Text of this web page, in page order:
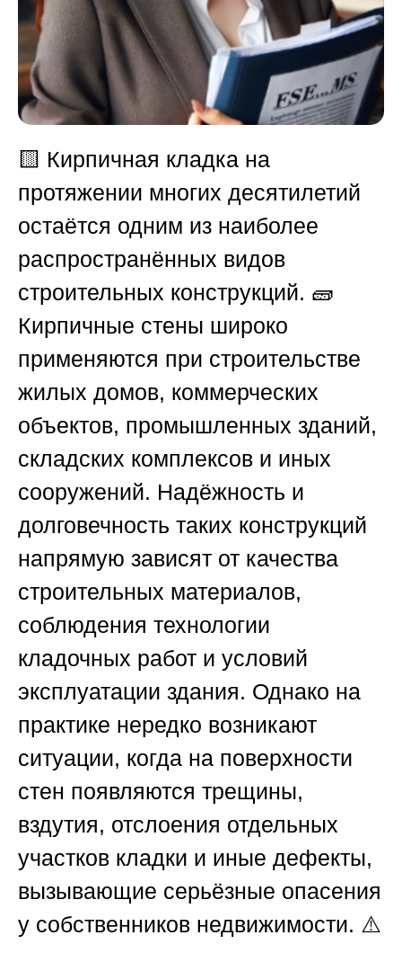
🟨 Кирпичная кладка на
протяжении многих десятилетий
остаётся одним из наиболее
распространённых видов
строительных конструкций. 🧱
Кирпичные стены широко
применяются при строительстве
жилых домов, коммерческих
объектов, промышленных зданий,
складских комплексов и иных
сооружений. Надёжность и
долговечность таких конструкций
напрямую зависят от качества
строительных материалов,
соблюдения технологии
кладочных работ и условий
эксплуатации здания. Однако на
практике нередко возникают
ситуации, когда на поверхности
стен появляются трещины,
вздутия, отслоения отдельных
участков кладки и иные дефекты,
вызывающие серьёзные опасения
у собственников недвижимости. ⚠️